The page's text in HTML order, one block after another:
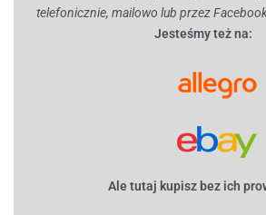
telefonicznie, mailowo lub przez
Jesteśmy też na:
Ale tutaj kupisz bez ich